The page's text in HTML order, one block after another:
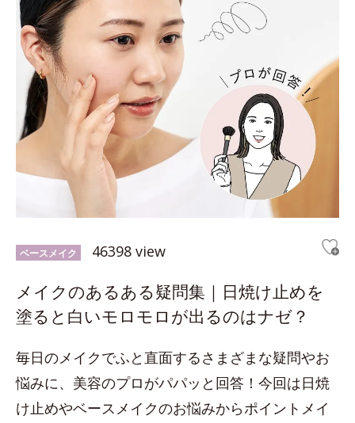
ベースメイク 46398 view
メイクのあるある疑問集｜日焼け止めを
塗ると白いモロモロが出るのはナゼ？
毎日のメイクでふと直面するさまざまな疑問やお
悩みに、美容のプロがパパッと回答！今回は日焼
け止めやベースメイクのお悩みからポイントメイ